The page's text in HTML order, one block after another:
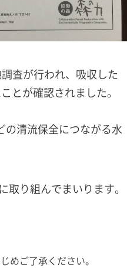
査が行われ、吸収した
とが確認されました。
の清流保全につながる水
り組んでまいります。
めご了承ください。